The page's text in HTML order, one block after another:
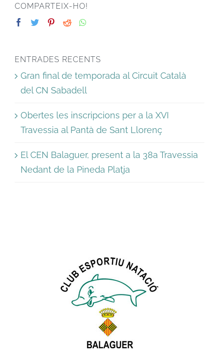
COMPARTEIX-HO!
ENTRADES RECENTS
Gran final de temporada al Circuit Català
del CN Sabadell
Obertes les inscripcions per a la XVI
Travessia al Pantà de Sant Llorenç
El CEN Balaguer, present a la 38a Travessia
Nedant de la Pineda Platja